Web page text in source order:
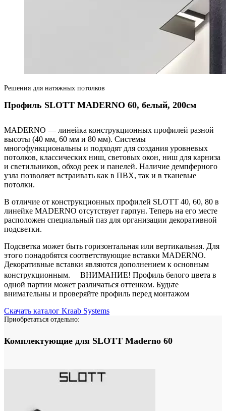
Решения для натяжных потолков
Профиль SLOTT MADERNO 60, белый, 200см
MADERNO — линейка конструкционных профилей разной
высоты (40 мм, 60 мм и 80 мм). Системы
многофункциональны и подходят для создания уровневых
потолков, классических ниш, световых окон, ниш для карниза
и светильников, обход реек и панелей. Наличие демпферного
узла позволяет встраивать как в ПВХ, так и в тканевые
потолки.
В отличие от конструкционных профилей SLOTT 40, 60, 80 в
линейке MADERNO отсутствует гарпун. Теперь на его месте
расположен специальный паз для организации декоративной
подсветки.
Подсветка может быть горизонтальная или вертикальная. Для
этого понадобятся соответствующие вставки MADERNO.
Декоративные вставки являются дополнением к основным
конструкционным. ВНИМАНИЕ! Профиль белого цвета в
одной партии может различаться оттенком. Будьте
внимательны и проверяйте профиль перед монтажом
Скачать каталог Kraab Systems
Приобретаться отдельно:
Комплектующие для SLOTT Maderno 60